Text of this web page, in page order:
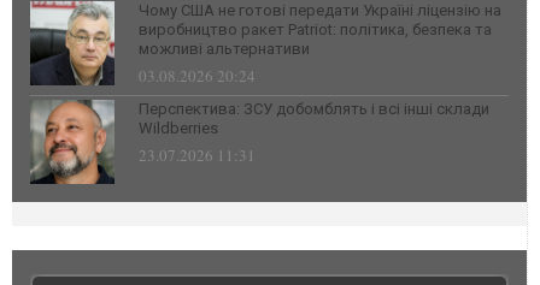
Чому США не готові передати Україні ліцензію на
виробництво ракет Patriot: політика, безпека та
можливі альтернативи
03.08.2026 20:24
Перспектива: ЗСУ добомблять і всі інші склади
Wildberries
23.07.2026 11:31